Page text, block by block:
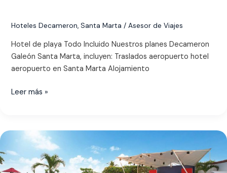
Hoteles Decameron Santa Marta / Asesor de Viajes
Hotel de playa Todo Incluido Nuestros planes Decameron
Galeón Santa Marta, incluyen: Traslados aeropuerto hotel
aeropuerto en Santa Marta Alojamiento
Leer más »
Decameron
Cartagena